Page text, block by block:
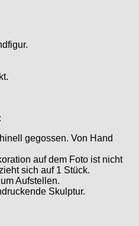
gegossen. Von Hand
auf dem Foto ist nicht
sich auf 1 Stück.
Aufstellen.
Skulptur.